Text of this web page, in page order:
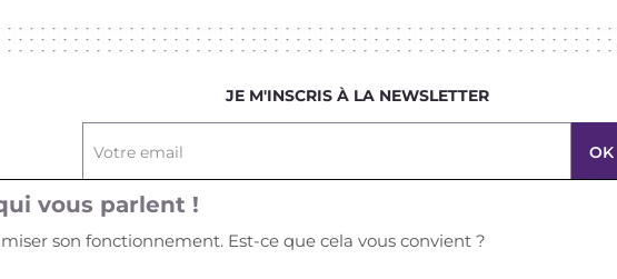
JE M'INSCRIS À LA NEWSLETTER
Votre email
vous parlent !
son fonctionnement. Est-ce que cela vous convient ?